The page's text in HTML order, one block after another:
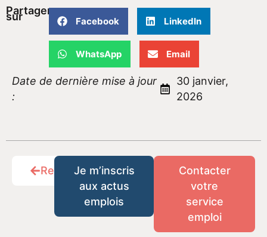
Partager
sur Facebook LinkedIn
WhatsApp Email
Date de dernière mise à jour
:
30 janvier,
2026
RetourJe m’inscris
aux actus
emplois
Contacter
votre
service
emploi